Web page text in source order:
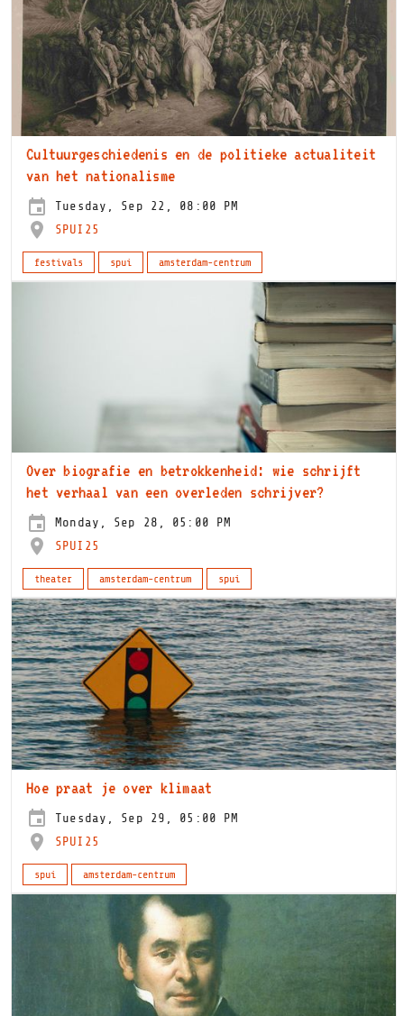
Cultuurgeschiedenis en de politieke actualiteit
van het nationalisme
Tuesday, Sep 22, 08:00 PM
SPUI25
festivals spui amsterdam-centrum
Over biografie en betrokkenheid: wie schrijft
het verhaal van een overleden schrijver?
Monday, Sep 28, 05:00 PM
SPUI25
theater amsterdam-centrum spui
Hoe praat je over klimaat
Tuesday, Sep 29, 05:00 PM
SPUI25
spui amsterdam-centrum